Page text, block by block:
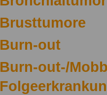
Brusttumore
Burn-out
Burn-out-/